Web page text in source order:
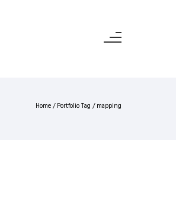
Home/ Portfolio Tag /mapping